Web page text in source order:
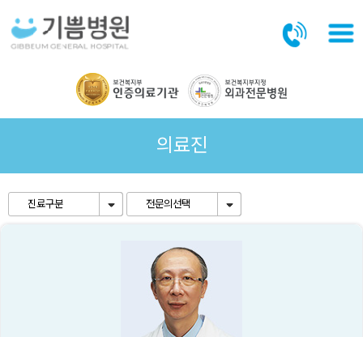
의료진
진료구분 전문의선택